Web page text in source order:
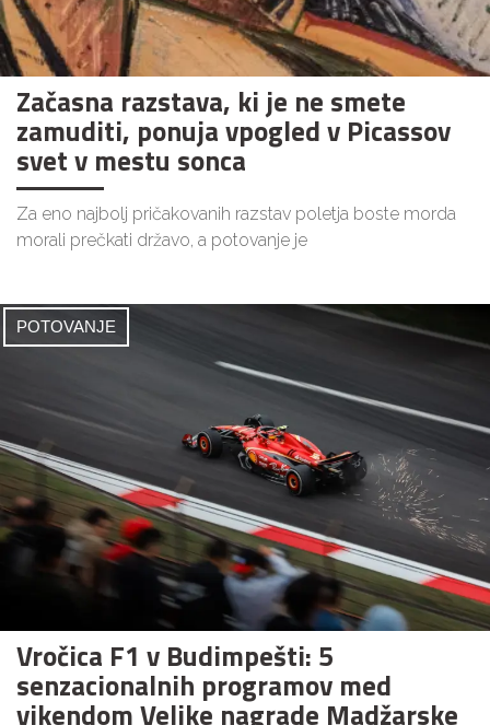
Začasna razstava, ki je ne smete
zamuditi, ponuja vpogled v Picassov
svet v mestu sonca
Za eno najbolj pričakovanih razstav poletja boste morda
morali prečkati državo, a potovanje je
POTOVANJE
Vročica F1 v Budimpešti: 5
senzacionalnih programov med
vikendom Velike nagrade Madžarske